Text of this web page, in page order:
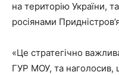
на територію України,
росіянами
«Це стратегічно
ГУР МОУ, та наголосив,